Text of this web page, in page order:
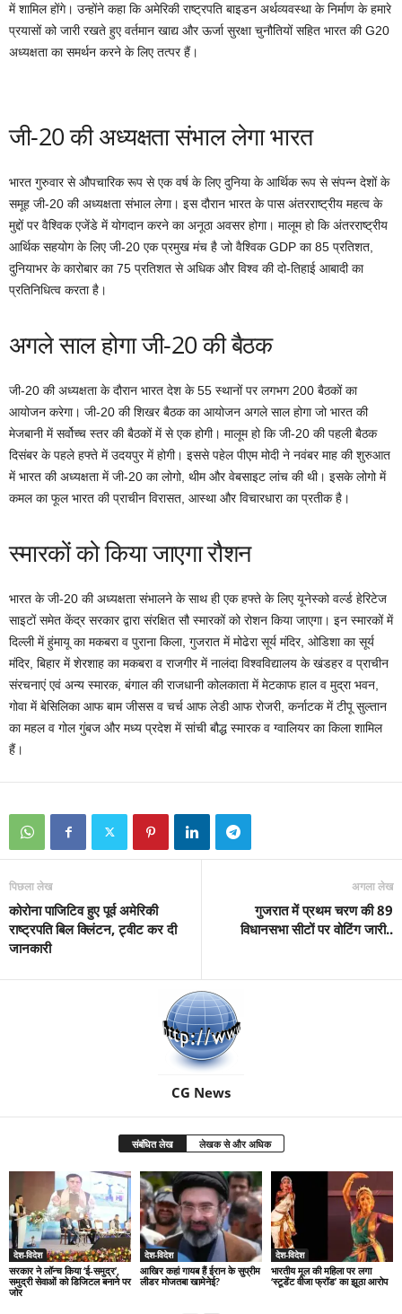
में शामिल होंगे। उन्होंने कहा कि अमेरिकी राष्ट्रपति बाइडन अर्थव्यवस्था के निर्माण के हमारे
प्रयासों को जारी रखते हुए वर्तमान खाद्य और ऊर्जा सुरक्षा चुनौतियों सहित भारत की G20
अध्यक्षता का समर्थन करने के लिए तत्पर हैं।
जी-20 की अध्यक्षता संभाल लेगा भारत
भारत गुरुवार से औपचारिक रूप से एक वर्ष के लिए दुनिया के आर्थिक रूप से संपन्न देशों के
समूह जी-20 की अध्यक्षता संभाल लेगा। इस दौरान भारत के पास अंतरराष्ट्रीय महत्व के
मुद्दों पर वैश्विक एजेंडे में योगदान करने का अनूठा अवसर होगा। मालूम हो कि अंतरराष्ट्रीय
आर्थिक सहयोग के लिए जी-20 एक प्रमुख मंच है जो वैश्विक GDP का 85 प्रतिशत,
दुनियाभर के कारोबार का 75 प्रतिशत से अधिक और विश्व की दो-तिहाई आबादी का
प्रतिनिधित्व करता है।
अगले साल होगा जी-20 की बैठक
जी-20 की अध्यक्षता के दौरान भारत देश के 55 स्थानों पर लगभग 200 बैठकों का
आयोजन करेगा। जी-20 की शिखर बैठक का आयोजन अगले साल होगा जो भारत की
मेजबानी में सर्वोच्च स्तर की बैठकों में से एक होगी। मालूम हो कि जी-20 की पहली बैठक
दिसंबर के पहले हफ्ते में उदयपुर में होगी। इससे पहेल पीएम मोदी ने नवंबर माह की शुरुआत
में भारत की अध्यक्षता में जी-20 का लोगो, थीम और वेबसाइट लांच की थी। इसके लोगो में
कमल का फूल भारत की प्राचीन विरासत, आस्था और विचारधारा का प्रतीक है।
स्मारकों को किया जाएगा रौशन
भारत के जी-20 की अध्यक्षता संभालने के साथ ही एक हफ्ते के लिए यूनेस्को व‌र्ल्ड हेरिटेज
साइटों समेत केंद्र सरकार द्वारा संरक्षित सौ स्मारकों को रोशन किया जाएगा। इन स्मारकों में
दिल्ली में हुंमायू का मकबरा व पुराना किला, गुजरात में मोढेरा सूर्य मंदिर, ओडिशा का सूर्य
मंदिर, बिहार में शेरशाह का मकबरा व राजगीर में नालंदा विश्वविद्यालय के खंडहर व प्राचीन
संरचनाएं एवं अन्य स्मारक, बंगाल की राजधानी कोलकाता में मेटकाफ हाल व मुद्रा भवन,
गोवा में बेसिलिका आफ बाम जीसस व चर्च आफ लेडी आफ रोजरी, कर्नाटक में टीपू सुल्तान
का महल व गोल गुंबज और मध्य प्रदेश में सांची बौद्ध स्मारक व ग्वालियर का किला शामिल
हैं।
पिछला लेख
कोरोना पाजिटिव हुए पूर्व अमेरिकी
राष्ट्रपति बिल क्लिंटन, ट्वीट कर दी
जानकारी
अगला लेख
गुजरात में प्रथम चरण की 89
विधानसभा सीटों पर वोटिंग जारी..
CG News
संबंधित लेख लेखक से और अधिक
देश-विदेश
सरकार ने लॉन्च किया ‘ई-समुद्र’,
समुद्री सेवाओं को डिजिटल बनाने पर
जोर
देश-विदेश
आखिर कहां गायब हैं ईरान के सुप्रीम
लीडर मोजतबा खामेनेई?
देश-विदेश
भारतीय मूल की महिला पर लगा
‘स्टूडेंट वीजा फ्रॉड’ का झूठा आरोप